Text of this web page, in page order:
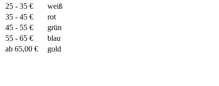
25 - 35 €
weiß
35 - 45 €
rot
45 - 55 €
grün
55 - 65 €
blau
ab 65,00 €
gold